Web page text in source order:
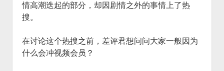
音乐推荐
情高潮迭起的部分，却因剧情之外的事情上了热
搜。
在讨论这个热搜之前，差评君想问问大家一般因为
什么会冲视频会员？